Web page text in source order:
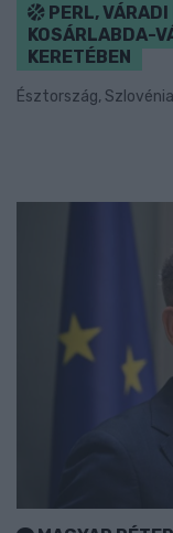
PERL,
KOSÁRLABDA-
KERETÉBEN
Észtország,